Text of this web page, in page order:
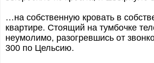
…на собственную кровать в
квартире. Стоящий на тумбочке
неумолимо, разогревшись от
300 по Цельсию.